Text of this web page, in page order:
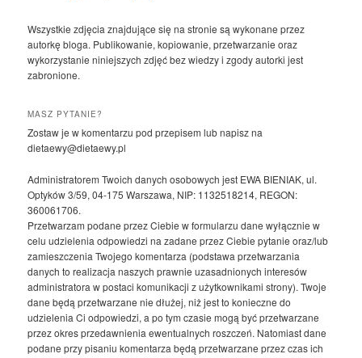
Wszystkie zdjęcia znajdujące się na stronie są wykonane przez
autorkę bloga. Publikowanie, kopiowanie, przetwarzanie oraz
wykorzystanie niniejszych zdjęć bez wiedzy i zgody autorki jest
zabronione.
MASZ PYTANIE?
Zostaw je w komentarzu pod przepisem lub napisz na
dietaewy@dietaewy.pl
Administratorem Twoich danych osobowych jest EWA BIENIAK, ul.
Optyków 3/59, 04-175 Warszawa, NIP: 1132518214, REGON:
360061706.
Przetwarzam podane przez Ciebie w formularzu dane wyłącznie w
celu udzielenia odpowiedzi na zadane przez Ciebie pytanie oraz/lub
zamieszczenia Twojego komentarza (podstawa przetwarzania
danych to realizacja naszych prawnie uzasadnionych interesów
administratora w postaci komunikacji z użytkownikami strony). Twoje
dane będą przetwarzane nie dłużej, niż jest to konieczne do
udzielenia Ci odpowiedzi, a po tym czasie mogą być przetwarzane
przez okres przedawnienia ewentualnych roszczeń. Natomiast dane
podane przy pisaniu komentarza będą przetwarzane przez czas ich